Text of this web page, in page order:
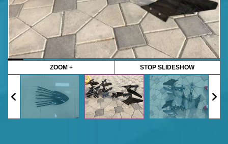
ZOOM + STOP SLIDESHOW